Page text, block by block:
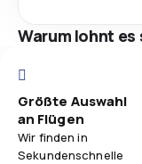
Warum lohnt es
Größte Auswahl
an Flügen
Wir finden in
Sekundenschnelle